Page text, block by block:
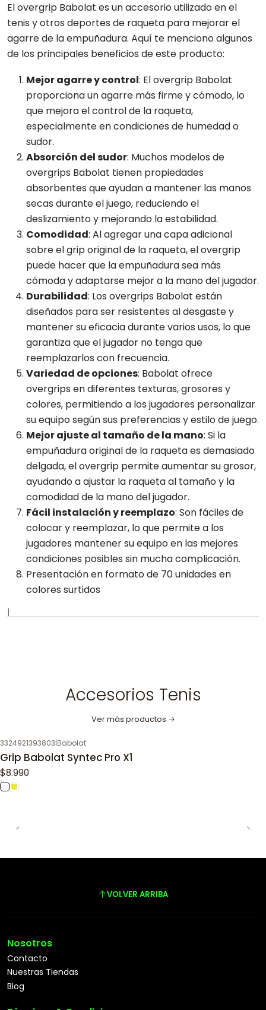
El overgrip Babolat es un accesorio utilizado en el
tenis y otros deportes de raqueta para mejorar el
agarre de la empuñadura. Aquí te menciono algunos
de los principales beneficios de este producto:
Mejor agarre y control: El overgrip Babolat
proporciona un agarre más firme y cómodo, lo
que mejora el control de la raqueta,
especialmente en condiciones de humedad o
sudor.
Absorción del sudor: Muchos modelos de
overgrips Babolat tienen propiedades
absorbentes que ayudan a mantener las manos
secas durante el juego, reduciendo el
deslizamiento y mejorando la estabilidad.
Comodidad: Al agregar una capa adicional
sobre el grip original de la raqueta, el overgrip
puede hacer que la empuñadura sea más
cómoda y adaptarse mejor a la mano del jugador.
Durabilidad: Los overgrips Babolat están
diseñados para ser resistentes al desgaste y
mantener su eficacia durante varios usos, lo que
garantiza que el jugador no tenga que
reemplazarlos con frecuencia.
Variedad de opciones: Babolat ofrece
overgrips en diferentes texturas, grosores y
colores, permitiendo a los jugadores personalizar
su equipo según sus preferencias y estilo de juego.
Mejor ajuste al tamaño de la mano: Si la
empuñadura original de la raqueta es demasiado
delgada, el overgrip permite aumentar su grosor,
ayudando a ajustar la raqueta al tamaño y la
comodidad de la mano del jugador.
Fácil instalación y reemplazo: Son fáciles de
colocar y reemplazar, lo que permite a los
jugadores mantener su equipo en las mejores
condiciones posibles sin mucha complicación.
Presentación en formato de 70 unidades en
colores surtidos
|
Accesorios Tenis
Ver más productos
3324921393803|Babolat
Grip Babolat Syntec Pro X1
$8.990
VOLVER ARRIBA
Nosotros
Contacto
Nuestras Tiendas
Blog